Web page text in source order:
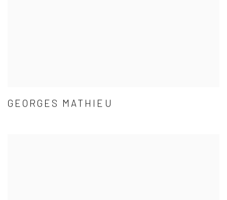
GEORGES MATHIEU